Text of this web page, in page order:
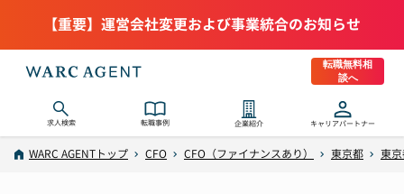
【重要】運営会社変更および事業統合のお知らせ
転職無料相
談へ
求人検索 転職事例 企業紹介 キャリアパートナー
WARC AGENTトップ CFO CFO（ファイナンスあり） 東京都 東